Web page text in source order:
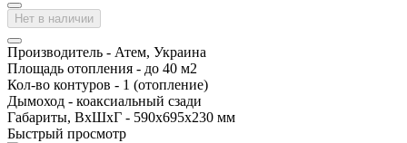
Нет в наличии
Производитель - Атем, Украина
Площадь отопления - до 40 м2
Кол-во контуров - 1 (отопление)
Дымоход - коаксиальный сзади
Габариты, ВхШхГ - 590х695х230 мм
Быстрый просмотр